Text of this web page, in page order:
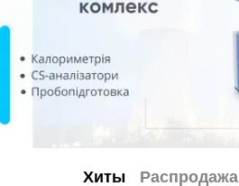
Хиты Распродажа